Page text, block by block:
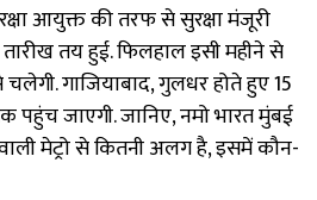
आयुक्त की तरफ से सुरक्षा मंजूरी
तय हुई. फिलहाल इसी महीने से
चलेगी. गाजियाबाद, गुलधर होते हुए 15
पहुंच जाएगी. जानिए, नमो भारत मुंबई
मेट्रो से कितनी अलग है, इसमें कौन-